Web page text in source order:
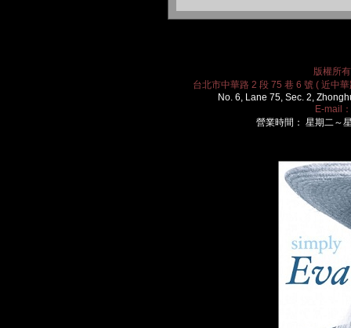
版權所
台北市中華路 2 段 75 巷 6 號 ( 近中
No. 6, Lane 75, Sec. 2,
E-mail：
營業時間： 星期二～